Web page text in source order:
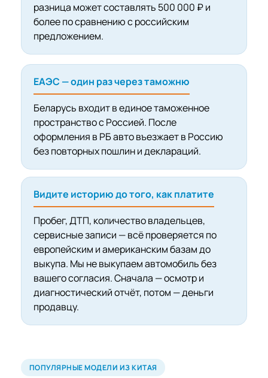
разница может составлять 500 000 ₽ и
более по сравнению с российским
предложением.
ЕАЭС — один раз через таможню
Беларусь входит в единое таможенное
пространство с Россией. После
оформления в РБ авто въезжает в Россию
без повторных пошлин и деклараций.
Видите историю до того, как платите
Пробег, ДТП, количество владельцев,
сервисные записи — всё проверяется по
европейским и американским базам до
выкупа. Мы не выкупаем автомобиль без
вашего согласия. Сначала — осмотр и
диагностический отчёт, потом — деньги
продавцу.
ПОПУЛЯРНЫЕ МОДЕЛИ ИЗ КИТАЯ